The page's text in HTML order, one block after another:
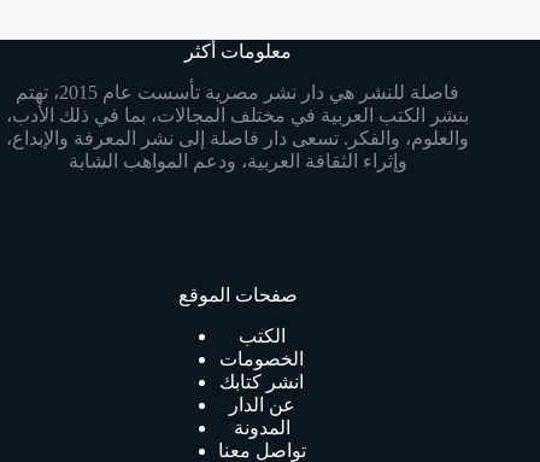
معلومات أكثر
فاصلة للنشر هي دار نشر مصرية تأسست عام 2015، تهتم
بنشر الكتب العربية في مختلف المجالات، بما في ذلك الأدب،
والعلوم، والفكر. تسعى دار فاصلة إلى نشر المعرفة والإبداع،
وإثراء الثقافة العربية، ودعم المواهب الشابة
صفحات الموقع
الكتب
الخصومات
انشر كتابك
عن الدار
المدونة
تواصل معنا